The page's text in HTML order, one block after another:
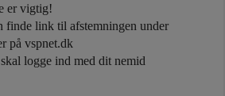
er vigtig!
finde link til afstemningen under
på vspnet.dk
logge ind med dit nemid